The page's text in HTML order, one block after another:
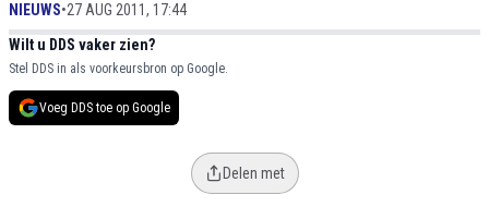
NIEUWS•27 AUG 2011, 17:44
Wilt u DDS vaker zien?
Stel DDS in als voorkeursbron op Google.
Voeg DDS toe op Google
Delen met